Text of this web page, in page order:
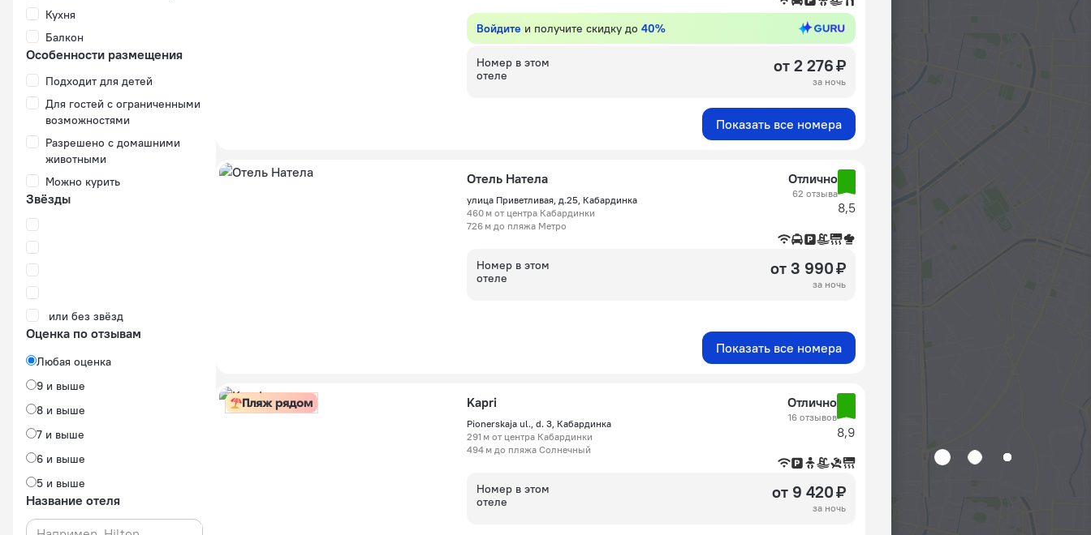
Кухня
Балкон
Особенности размещения
Подходит для детей
Для гостей с ограниченными
возможностями
Разрешено с домашними
животными
Можно курить
Звёзды
или без звёзд
Оценка по отзывам
Любая оценка
9 и выше
8 и выше
7 и выше
6 и выше
5 и выше
Название отеля
Войдите и получите скидку до 40%
Номер в этом
отеле
от 2 276 ₽
за ночь
Показать все номера
Отель Натела
улица Приветливая, д.25, Кабардинка
460 м от центра Кабардинки
726 м до пляжа Метро
Отлично
62 отзыва
8,5
Номер в этом
отеле
от 3 990 ₽
за ночь
Показать все номера
Пляж рядом Kapri
Pionerskaja ul., d. 3, Кабардинка
291 м от центра Кабардинки
494 м до пляжа Солнечный
Отлично
16 отзывов
8,9
Номер в этом
отеле
от 9 420 ₽
за ночь